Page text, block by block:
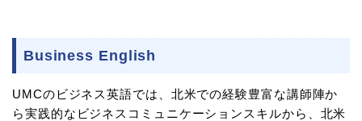
Business English
UMCのビジネス英語では、北米での経験豊富な講師陣か
ら実践的なビジネスコミュニケーションスキルから、北米